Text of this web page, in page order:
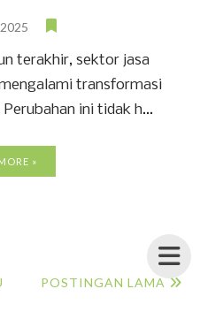
terakhir, sektor jasa
transformasi
ini tidak h...
»
POSTINGAN LAMA